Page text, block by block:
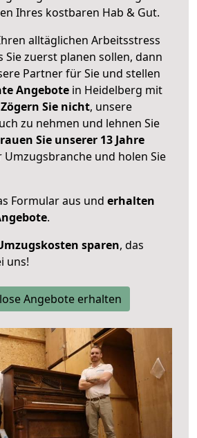
Ihres kostbaren Hab & Gut.
alltäglichen Arbeitsstress
Sie zuerst planen sollen, dann
Partner für Sie und stellen
Angebote in Heidelberg mit
Zögern Sie nicht, unsere
zu nehmen und lehnen Sie
Sie unserer 13 Jahre
Umzugsbranche und holen Sie
Formular aus und erhalten
.
sparen, das
uns!
Angebote erhalten